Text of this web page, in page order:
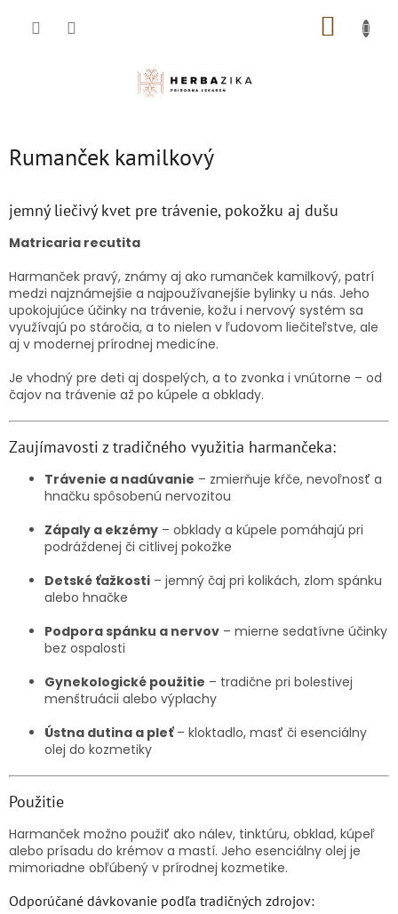
Rumanček kamilkový
jemný liečivý kvet pre trávenie, pokožku aj dušu
Matricaria recutita
Harmanček pravý, známy aj ako rumanček kamilkový, patrí
medzi najznámejšie a najpoužívanejšie bylinky u nás. Jeho
upokojujúce účinky na trávenie, kožu i nervový systém sa
využívajú po stáročia, a to nielen v ľudovom liečiteľstve, ale
aj v modernej prírodnej medicíne.
Je vhodný pre deti aj dospelých, a to zvonka i vnútorne – od
čajov na trávenie až po kúpele a obklady.
Zaujímavosti z tradičného využitia harmančeka:
Trávenie a nadúvanie – zmierňuje kŕče, nevoľnosť a
hnačku spôsobenú nervozitou
Zápaly a ekzémy – obklady a kúpele pomáhajú pri
podráždenej či citlivej pokožke
Detské ťažkosti – jemný čaj pri kolikách, zlom spánku
alebo hnačke
Podpora spánku a nervov – mierne sedatívne účinky
bez ospalosti
Gynekologické použitie – tradične pri bolestivej
menštruácii alebo výplachy
Ústna dutina a pleť– kloktadlo, masť či esenciálny
olej do kozmetiky
Použitie
Harmanček možno použiť ako nálev, tinktúru, obklad, kúpeľ
alebo prísadu do krémov a mastí. Jeho esenciálny olej je
mimoriadne obľúbený v prírodnej kozmetike.
Odporúčané dávkovanie podľa tradičných zdrojov: